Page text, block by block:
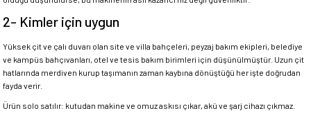
2- Kimler için uygun
Yüksek çit ve çalı duvarı olan site ve villa bahçeleri, peyzaj bakım ekipleri, belediye
ve kampüs bahçıvanları, otel ve tesis bakım birimleri için düşünülmüştür. Uzun çit
hatlarında merdiven kurup taşımanın zaman kaybına dönüştüğü her işte doğrudan
fayda verir.
Ürün solo satılır: kutudan makine ve omuz askısı çıkar, akü ve şarj cihazı çıkmaz.